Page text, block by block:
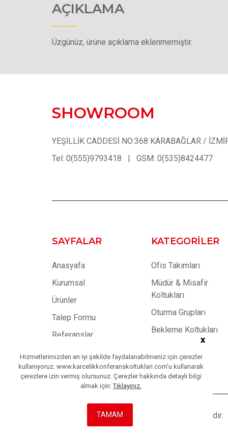
AÇIKLAMA
Üzgünüz, ürüne açıklama eklenmemiştir.
SHOWROOM
YEŞİLLİK CADDESİ NO:368 KARABAĞLAR /
Tel: 0(555)9793418 | GSM: 0(535)8424477
SAYFALAR
Anasyafa
Kurumsal
Ürünler
Talep Formu
Referanslar
Blog
İletişim
KATEGORILER
Ofis Takımları
Müdür & Misafir
Koltukları
Oturma Grupları
Bekleme Koltukları
Dolaplar
Copyright © 2023Karçelik | Tüm Hakları Saklıdır.
x
Hizmetlerimizden en iyi şekilde faydalanabilmeniz için çerezler
kullanıyoruz. www.karcelikkonferanskoltuklari.com’u kullanarak
çerezlere izin vermiş olursunuz. Çerezler hakkında detaylı bilgi
almak için:Tıklayınız.
TAMAM